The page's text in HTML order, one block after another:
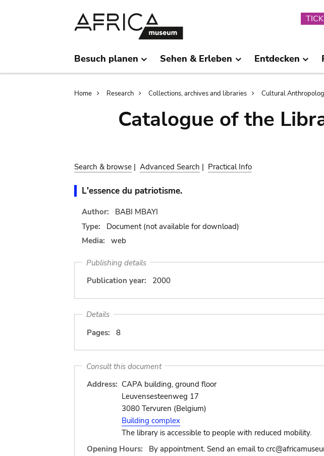
Besuch planen Sehen & Erleben Entdecken
Breadcrumb
Home Research Collections, archives and libraries Cultural
Catalogue of the
Search & browse | Advanced Search | Practical Info
L'essence du patriotisme.
Author:
BABI MBAYI
Type:
Document (not available for download)
Media:
web
Publishing details
Publication year:
2000
Details
Pages:
8
Consult this document
Address: CAPA building, ground floor
Leuvensesteenweg 17
3080 Tervuren (Belgium)
Building complex
The library is accessible to people with reduced mobility.
Opening Hours:
By appointment. Send an email to